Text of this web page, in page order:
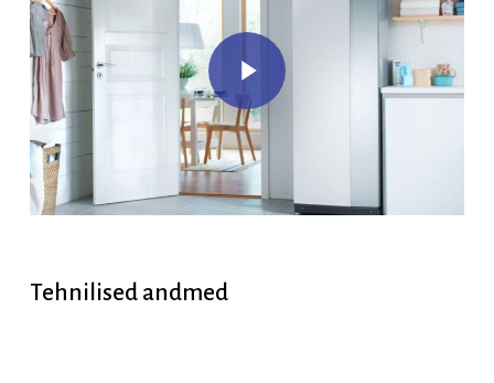
Play Video
Tehnilised andmed